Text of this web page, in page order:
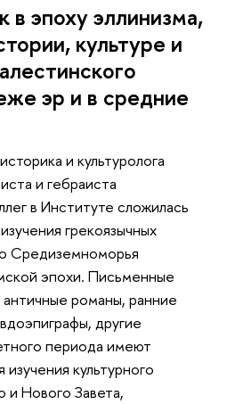
в эпоху эллинизма,
культуре и
эр и в средние
и культуролога
и гебраиста
в Институте сложилась
грекоязычных
Средиземноморья
эпохи. Письменные
античные романы, ранние
другие
периода имеют
культурного
и Нового Завета,